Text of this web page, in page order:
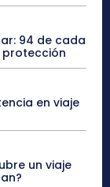
94 de cada
protección
en viaje
un viaje